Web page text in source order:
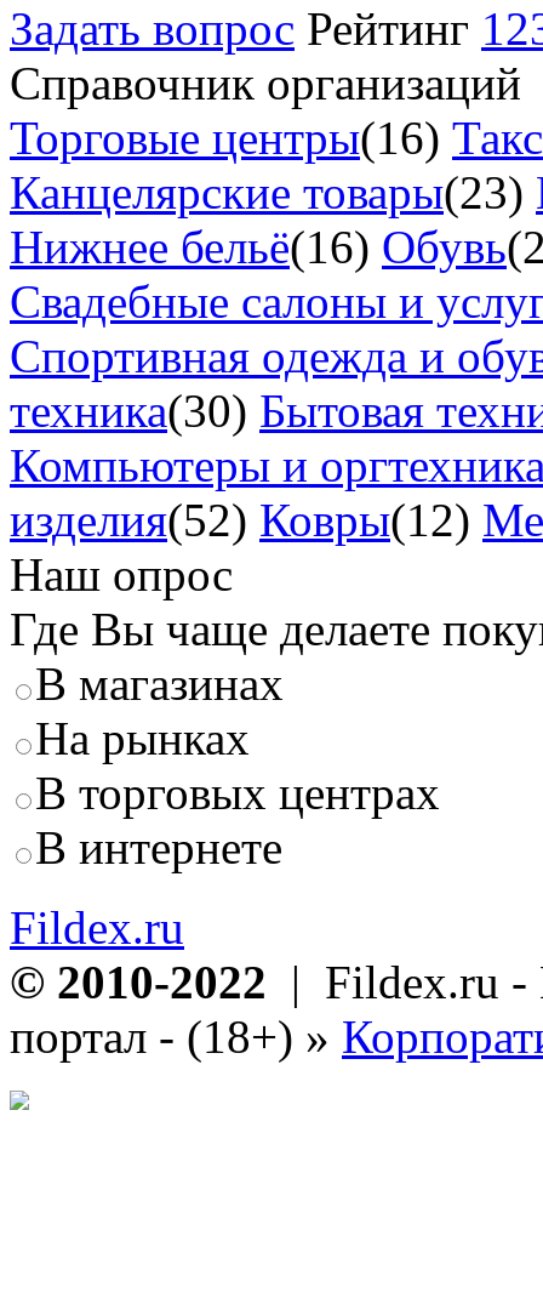
Задать вопрос Рейтинг
Справочник организаций
Торговые центры(16)
Канцелярские товары(23)
Нижнее бельё(16) Обувь
Свадебные салоны и
Спортивная одежда и
техника(30) Бытовая
Компьютеры и
изделия(52) Ковры(12)
Наш опрос
Где Вы чаще делаете
В магазинах
На рынках
В торговых центрах
В интернете
Fildex.ru
© 2010-2022 | Fildex.ru -
портал - (18+) »